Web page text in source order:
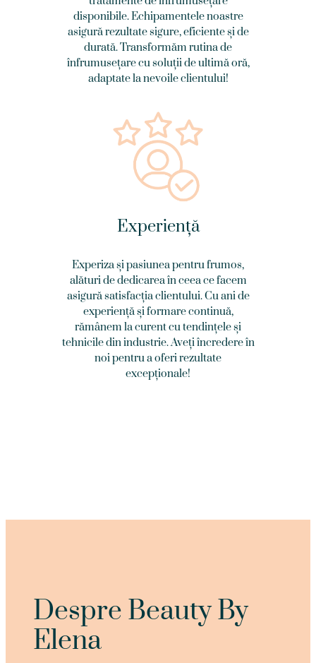
disponibile. Echipamentele noastre
asigură rezultate sigure, eficiente și de
durată. Transformăm rutina de
înfrumusețare cu soluții de ultimă oră,
adaptate la nevoile clientului!
Experiență
Experiza și pasiunea pentru frumos,
alături de dedicarea în ceea ce facem
asigură satisfacția clientului. Cu ani de
experiență și formare continuă,
rămânem la curent cu tendințele și
tehnicile din industrie. Aveți încredere în
noi pentru a oferi rezultate
excepționale!
Despre Beauty By
Elena